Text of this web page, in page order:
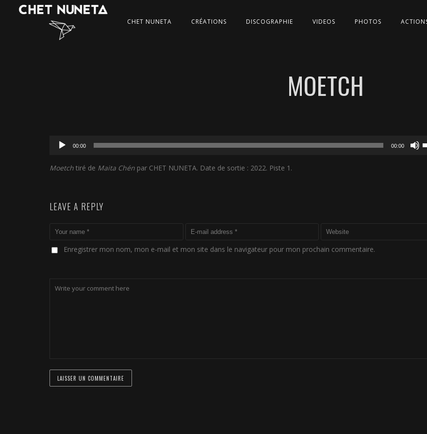
CHET NUNETA CRÉATIONS DISCOGRAPHIE VIDEOS PHOTOS
MOETCH
Lecteur
00:00 00:00
Moetch tiré de Maita Chén par CHET NUNETA. Date de sortie : 2022. Piste 1.
LEAVE A REPLY
Enregistrer mon nom, mon e-mail et mon site dans le navigateur pour mon prochain commentaire.